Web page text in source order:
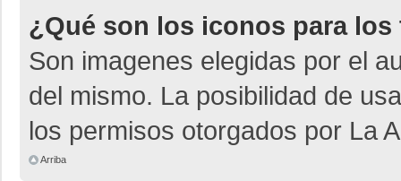
¿Qué son los iconos para los
Son imagenes elegidas por el
del mismo. La posibilidad de
los permisos otorgados por La
Arriba